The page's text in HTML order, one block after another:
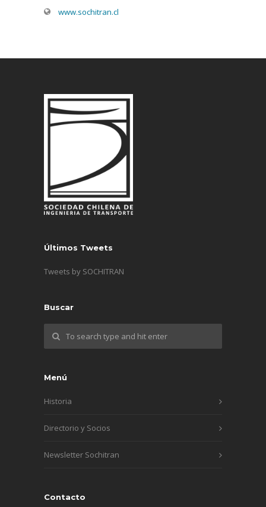
www.sochitran.cl
Últimos Tweets
Tweets by SOCHITRAN
Buscar
Menú
Historia
Directorio y Socios
Newsletter Sochitran
Contacto